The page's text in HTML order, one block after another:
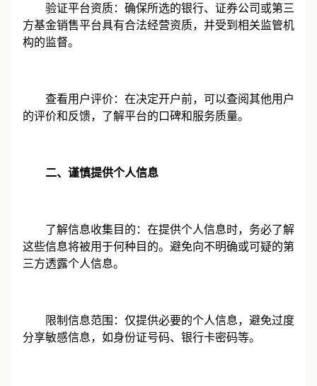
验证平台资质：确保所选的银行、证券公司或第三
方基金销售平台具有合法经营资质，并受到相关监管机
构的监督。
查看用户评价：在决定开户前，可以查阅其他用户
的评价和反馈，了解平台的口碑和服务质量。
二、谨慎提供个人信息
了解信息收集目的：在提供个人信息时，务必了解
这些信息将被用于何种目的。避免向不明确或可疑的第
三方透露个人信息。
限制信息范围：仅提供必要的个人信息，避免过度
分享敏感信息，如身份证号码、银行卡密码等。